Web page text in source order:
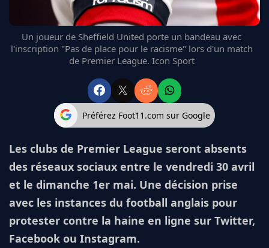
L'AVIS DE LA RÉDAC'
Un joueur de Sheffield United porte un bandeau avec
l'inscription "Pas de place pour le racisme" lors d'un match
de Premier League. Icon Sport
Préférez Foot11.com sur Google
Les clubs de Premier League seront absents
des réseaux sociaux entre le vendredi 30 avril
et le dimanche 1er mai. Une décision prise
avec les instances du football anglais pour
protester contre la haine en ligne sur Twitter,
Facebook ou Instagram.